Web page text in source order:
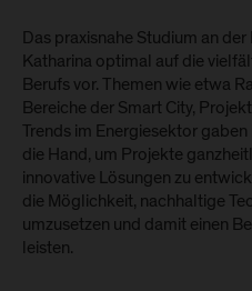
Das praxisnahe Studium an
Katharina optimal auf die
Berufs vor. Themen wie etwa
Bereiche der Smart City,
Trends im Energiesektor
die Hand, um Projekte
innovative Lösungen zu
die Möglichkeit, nachhaltige
umzusetzen und damit einen
leisten.